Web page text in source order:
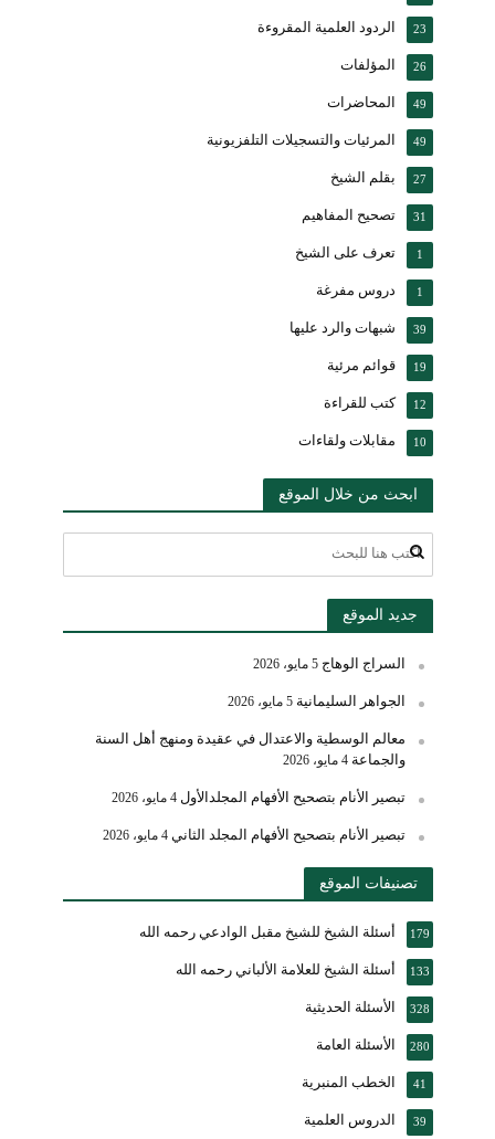
الردود العلمية المقروءة 23
المؤلفات 26
المحاضرات 49
المرئيات والتسجيلات التلفزيونية 49
بقلم الشيخ 27
تصحيح المفاهيم 31
تعرف على الشيخ 1
دروس مفرغة 1
شبهات والرد عليها 39
قوائم مرئية 19
كتب للقراءة 12
مقابلات ولقاءات 10
ابحث من خلال الموقع
جديد الموقع
السراج الوهاج 5 مايو، 2026
الجواهر السليمانية 5 مايو، 2026
معالم الوسطية والاعتدال في عقيدة ومنهج أهل السنة
والجماعة 4 مايو، 2026
تبصير الأنام بتصحيح الأفهام المجلدالأول 4 مايو، 2026
تبصير الأنام بتصحيح الأفهام المجلد الثاني 4 مايو، 2026
تصنيفات الموقع
أسئلة الشيخ للشيخ مقبل الوادعي رحمه الله 179
أسئلة الشيخ للعلامة الألباني رحمه الله 133
الأسئلة الحديثية 328
الأسئلة العامة 280
الخطب المنبرية 41
الدروس العلمية 39